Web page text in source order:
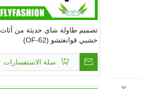
تصميم طاولة شاي حديثة من أثاث
خشبي قوانغتشو (OF-62)
سلة الاستفسارات